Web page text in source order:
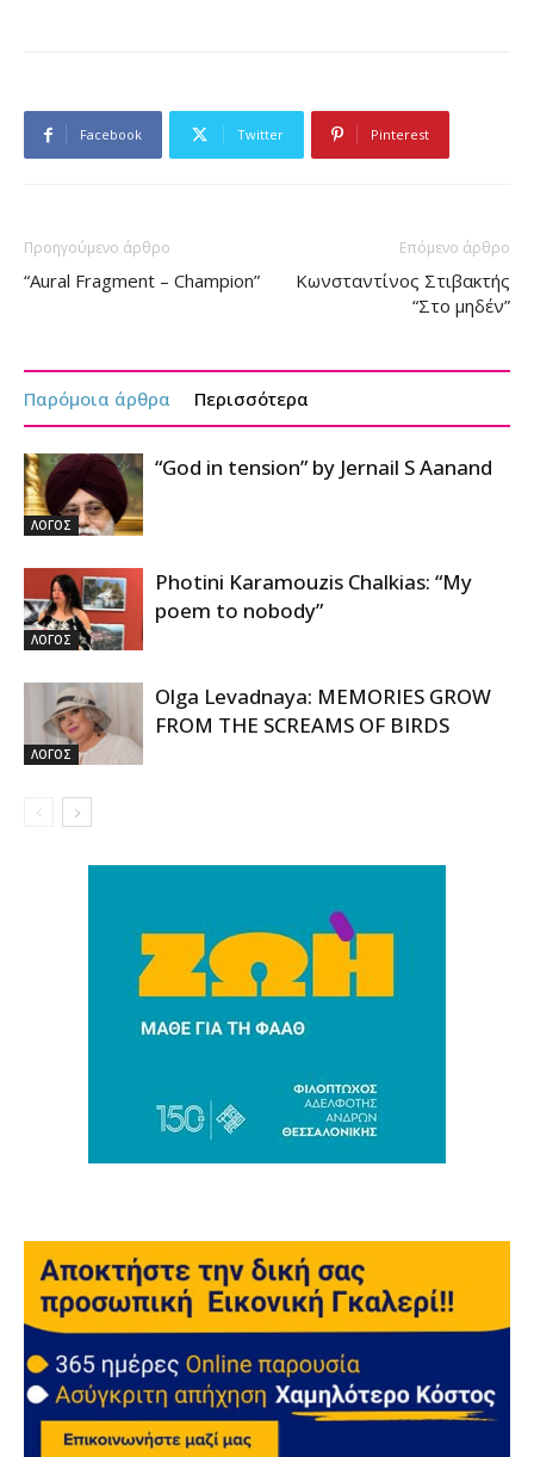
Facebook Twitter Pinterest
Προηγούμενο άρθρο
“Aural Fragment – Champion”
Επόμενο άρθρο
Κωνσταντίνος Στιβακτής
“Στο μηδέν”
Παρόμοια άρθρα Περισσότερα
ΛΟΓΟΣ
“God in tension” by Jernail S Aanand
ΛΟΓΟΣ
Photini Karamouzis Chalkias: “My
poem to nobody”
ΛΟΓΟΣ
Olga Levadnaya: MEMORIES GROW
FROM THE SCREAMS OF BIRDS